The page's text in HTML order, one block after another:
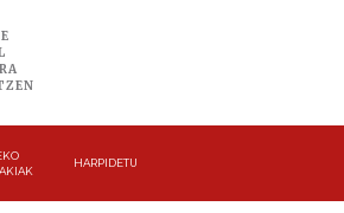
HARPIDETU